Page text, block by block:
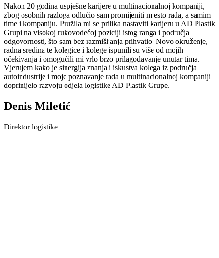
Nakon 20 godina uspješne karijere u multinacionalnoj kompaniji,
zbog osobnih razloga odlučio sam promijeniti mjesto rada, a samim
time i kompaniju. Pružila mi se prilika nastaviti karijeru u AD Plastik
Grupi na visokoj rukovodećoj poziciji istog ranga i područja
odgovornosti, što sam bez razmišljanja prihvatio. Novo okruženje,
radna sredina te kolegice i kolege ispunili su više od mojih
očekivanja i omogućili mi vrlo brzo prilagođavanje unutar tima.
Vjerujem kako je sinergija znanja i iskustva kolega iz područja
autoindustrije i moje poznavanje rada u multinacionalnoj kompaniji
doprinijelo razvoju odjela logistike AD Plastik Grupe.
Denis Miletić
Direktor logistike